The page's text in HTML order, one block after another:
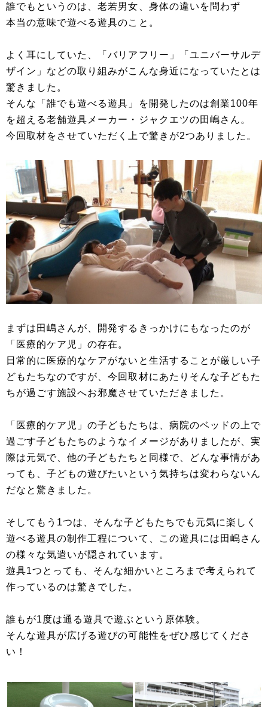
誰でもというのは、老若男女、身体の違いを問わず
本当の意味で遊べる遊具のこと。
よく耳にしていた、「バリアフリー」「ユニバーサルデ
ザイン」などの取り組みがこんな身近になっていたとは
驚きました。
そんな「誰でも遊べる遊具」を開発したのは創業100年
を超える老舗遊具メーカー・ジャクエツの田嶋さん。
今回取材をさせていただく上で驚きが2つありました。
まずは田嶋さんが、開発するきっかけにもなったのが
「医療的ケア児」の存在。
日常的に医療的なケアがないと生活することが厳しい子
どもたちなのですが、今回取材にあたりそんな子どもた
ちが過ごす施設へお邪魔させていただきました。
「医療的ケア児」の子どもたちは、病院のベッドの上で
過ごす子どもたちのようなイメージがありましたが、実
際は元気で、他の子どもたちと同様で、どんな事情があ
っても、子どもの遊びたいという気持ちは変わらないん
だなと驚きました。
そしてもう1つは、そんな子どもたちでも元気に楽しく
遊べる遊具の制作工程について、この遊具には田嶋さん
の様々な気遣いが隠されています。
遊具1つとっても、そんな細かいところまで考えられて
作っているのは驚きでした。
誰もが1度は通る遊具で遊ぶという原体験。
そんな遊具が広げる遊びの可能性をぜひ感じてくださ
い！